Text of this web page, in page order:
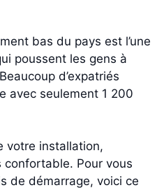
bas du pays est l’une
poussent les gens à
d’expatriés
avec seulement 1 200
votre installation,
Pour vous
de démarrage, voici ce